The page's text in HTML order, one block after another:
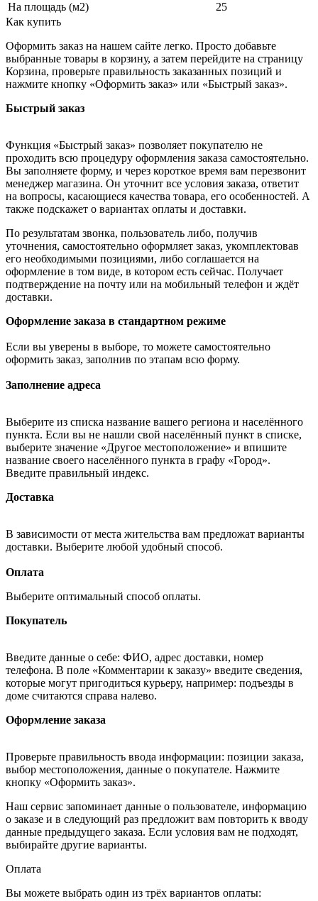
На площадь (м2)
25
Как купить
Оформить заказ на нашем сайте легко. Просто добавьте
выбранные товары в корзину, а затем перейдите на страницу
Корзина, проверьте правильность заказанных позиций и
нажмите кнопку «Оформить заказ» или «Быстрый заказ».
Быстрый заказ
Функция «Быстрый заказ» позволяет покупателю не
проходить всю процедуру оформления заказа самостоятельно.
Вы заполняете форму, и через короткое время вам перезвонит
менеджер магазина. Он уточнит все условия заказа, ответит
на вопросы, касающиеся качества товара, его особенностей. А
также подскажет о вариантах оплаты и доставки.
По результатам звонка, пользователь либо, получив
уточнения, самостоятельно оформляет заказ, укомплектовав
его необходимыми позициями, либо соглашается на
оформление в том виде, в котором есть сейчас. Получает
подтверждение на почту или на мобильный телефон и ждёт
доставки.
Оформление заказа в стандартном режиме
Если вы уверены в выборе, то можете самостоятельно
оформить заказ, заполнив по этапам всю форму.
Заполнение адреса
Выберите из списка название вашего региона и населённого
пункта. Если вы не нашли свой населённый пункт в списке,
выберите значение «Другое местоположение» и впишите
название своего населённого пункта в графу «Город».
Введите правильный индекс.
Доставка
В зависимости от места жительства вам предложат варианты
доставки. Выберите любой удобный способ.
Оплата
Выберите оптимальный способ оплаты.
Покупатель
Введите данные о себе: ФИО, адрес доставки, номер
телефона. В поле «Комментарии к заказу» введите сведения,
которые могут пригодиться курьеру, например: подъезды в
доме считаются справа налево.
Оформление заказа
Проверьте правильность ввода информации: позиции заказа,
выбор местоположения, данные о покупателе. Нажмите
кнопку «Оформить заказ».
Наш сервис запоминает данные о пользователе, информацию
о заказе и в следующий раз предложит вам повторить к вводу
данные предыдущего заказа. Если условия вам не подходят,
выбирайте другие варианты.
Оплата
Вы можете выбрать один из трёх вариантов оплаты: